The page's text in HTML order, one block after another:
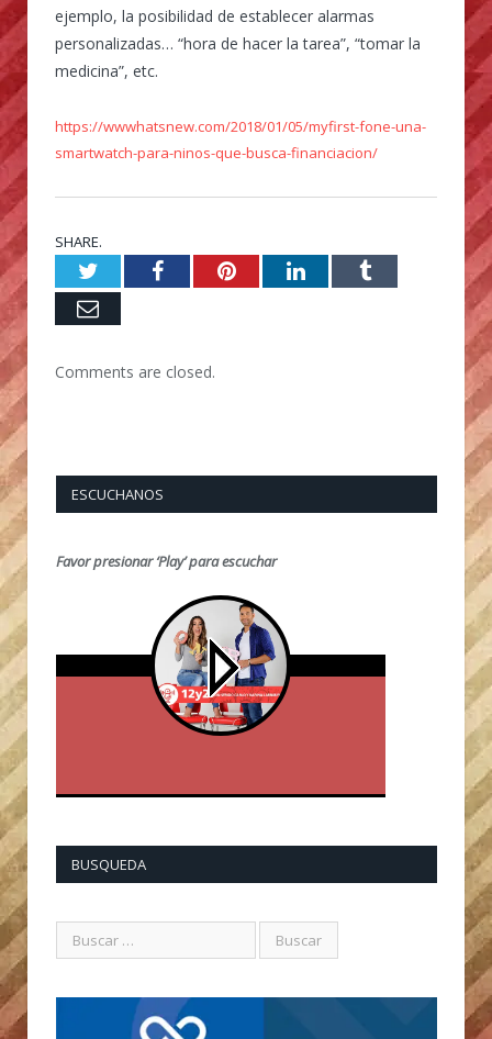
ejemplo, la posibilidad de establecer alarmas
personalizadas… “hora de hacer la tarea”, “tomar la
medicina”, etc.
https://wwwhatsnew.com/2018/01/05/myfirst-fone-una-
smartwatch-para-ninos-que-busca-financiacion/
SHARE.
TwitterFacebookPinterestLinkedInTumblr
Email
Comments are closed.
ESCUCHANOS
Favor presionar ‘Play’ para escuchar
BUSQUEDA